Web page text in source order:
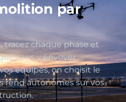
par
tracez chaque phase et
sans y envoyer
équipes, on choisit le
rend autonomes sur vos